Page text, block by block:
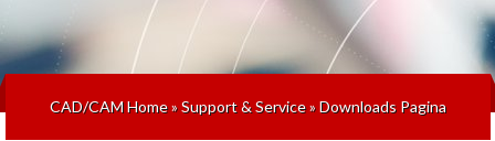
CAD/CAM Home»Support & Service»Downloads Pagina